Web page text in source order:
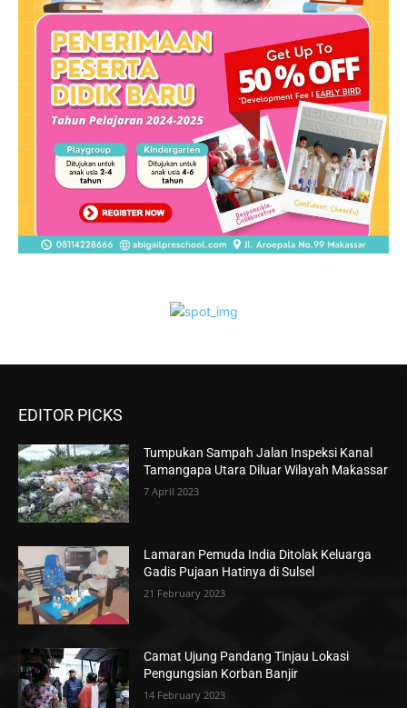
EDITOR PICKS
Tumpukan Sampah Jalan Inspeksi Kanal
Tamangapa Utara Diluar Wilayah Makassar
7 April 2023
Lamaran Pemuda India Ditolak Keluarga
Gadis Pujaan Hatinya di Sulsel
21 February 2023
Camat Ujung Pandang Tinjau Lokasi
Pengungsian Korban Banjir
14 February 2023